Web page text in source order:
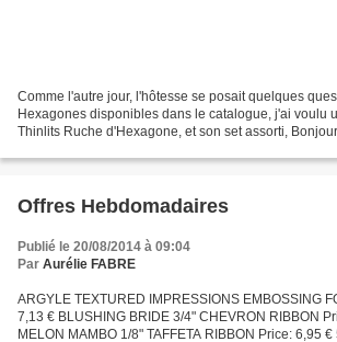
Comme l'autre jour, l'hôtesse se posait quelques
Hexagones disponibles dans le catalogue, j'ai voulu
Thinlits Ruche d'Hexagone, et son set assorti,
Offres Hebdomadaires
Publié le 20/08/2014 à 09:04
Par Aurélie FABRE
ARGYLE TEXTURED IMPRESSIONS EMBOSSING
7,13 € BLUSHING BRIDE 3/4" CHEVRON RIBBON
MELON MAMBO 1/8" TAFFETA RIBBON Price: 6,95 €